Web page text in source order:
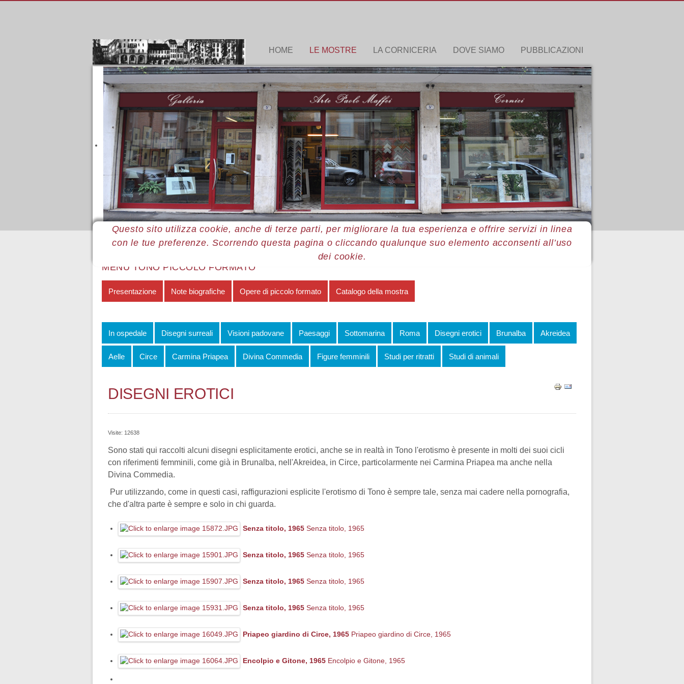
HOME LE MOSTRE LA CORNICERIA DOVE SIAMO PUBBLICAZIONI
Questo sito utilizza cookie, anche di terze parti, per migliorare la tua esperienza e offrire servizi in linea
con le tue preferenze. Scorrendo questa pagina o cliccando qualunque suo elemento acconsenti all’uso
dei cookie.
Sei qui: Home Le mostre Mostre 2011 Tono piccolo formato Opere in mostra Disegni erotici
MENÙ TONO PICCOLO FORMATO
Presentazione Note biografiche Opere di piccolo formato Catalogo della mostra
In ospedale Disegni surreali Visioni padovane Paesaggi Sottomarina Roma Disegni erotici Brunalba Akreidea
Aelle Circe Carmina Priapea Divina Commedia Figure femminili Studi per ritratti Studi di animali
DISEGNI EROTICI
Visite: 12638
Sono stati qui raccolti alcuni disegni esplicitamente erotici, anche se in realtà in Tono l'erotismo è presente in molti dei suoi cicli
con riferimenti femminili, come già in Brunalba, nell'Akreidea, in Circe, particolarmente nei Carmina Priapea ma anche nella
Divina Commedia.
Pur utilizzando, come in questi casi, raffigurazioni esplicite l'erotismo di Tono è sempre tale, senza mai cadere nella pornografia,
che d'altra parte è sempre e solo in chi guarda.
Senza titolo, 1965 Senza titolo, 1965
Senza titolo, 1965 Senza titolo, 1965
Senza titolo, 1965 Senza titolo, 1965
Senza titolo, 1965 Senza titolo, 1965
Priapeo giardino di Circe, 1965 Priapeo giardino di Circe, 1965
Encolpio e Gitone, 1965 Encolpio e Gitone, 1965